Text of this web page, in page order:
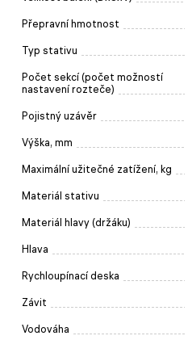
Přepravní hmotnost
Typ stativu
Počet sekcí (počet možností
nastavení rozteče)
Pojistný uzávěr
Výška, mm
Maximální užitečné zatížení, kg
Materiál stativu
Materiál hlavy (držáku)
Hlava
Rychloupínací deska
Závit
Vodováha